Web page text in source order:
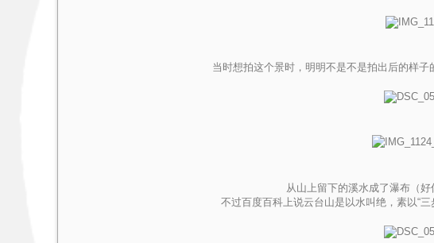
当时想拍这个景时，明明不是不是拍出后的样
从山上留下的溪水成了瀑布（好
不过百度百科上说云台山是以水叫绝，素以“三